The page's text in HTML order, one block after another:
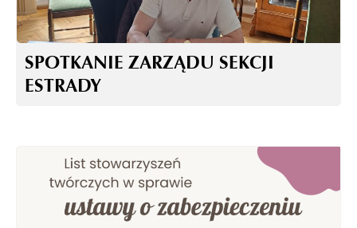
SPOTKANIE ZARZĄDU SEKCJI
ESTRADY